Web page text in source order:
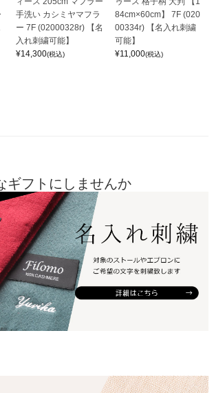
手洗い カシミヤマフラ
ー 7F (02000328r) 【名
入れ刺繍可能】
¥14,300(税込)
84cm×60cm】 7F (020
00334r) 【名入れ刺繍
可能】
¥11,000(税込)
ギフトにしませんか